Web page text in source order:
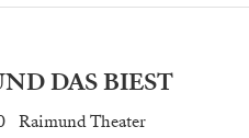
DAS BIEST
Raimund Theater